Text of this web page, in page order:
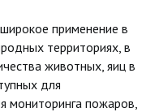
применение в
территориях, в
животных, яиц в
для
мониторинга пожаров,